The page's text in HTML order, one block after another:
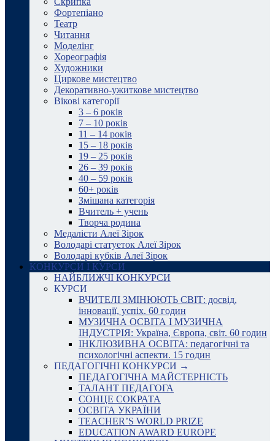
Фортепіано
Театр
Читання
Моделінг
Хореографія
Художники
Циркове мистецтво
Декоративно-ужиткове мистецтво
Вікові категорії
3 – 6 років
7 – 10 років
11 – 14 років
15 – 18 років
19 – 25 років
26 – 39 років
40 – 59 років
60+ років
Змішана категорія
Вчитель + учень
Творча родина
Медалісти Алеї Зірок
Володарі статуеток Алеї Зірок
Володарі кубків Алеї Зірок
КОНКУРСИ І КУРСИ
НАЙБЛИЖЧІ КОНКУРСИ
КУРСИ
ВЧИТЕЛІ ЗМІНЮЮТЬ СВІТ: досвід,
інновації, успіх. 60 годин
МУЗИЧНА ОСВІТА І МУЗИЧНА
ІНДУСТРІЯ: Україна, Європа, світ. 60 годин
ІНКЛЮЗИВНА ОСВІТА: педагогічні та
психологічні аспекти. 15 годин
ПЕДАГОГІЧНІ КОНКУРСИ →
ПЕДАГОГІЧНА МАЙСТЕРНІСТЬ
ТАЛАНТ ПЕДАГОГА
СОНЦЕ СОКРАТА
ОСВІТА УКРАЇНИ
TEACHER’S WORLD PRIZE
EDUCATION AWARD EUROPE